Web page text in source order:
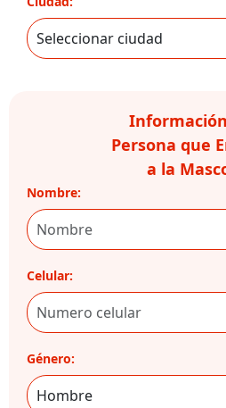
Persona que
a la
Nombre:
Celular:
Género: